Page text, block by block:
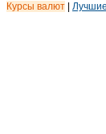
Курсы валют